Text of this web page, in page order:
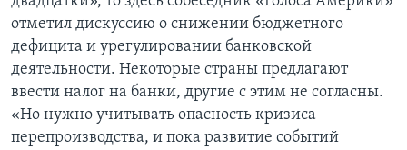
отметил дискуссию о снижении бюджетного
дефицита и урегулировании банковской
деятельности. Некоторые страны предлагают
ввести налог на банки, другие с этим не согласны.
«Но нужно учитывать опасность кризиса
перепроизводства, и пока развитие событий